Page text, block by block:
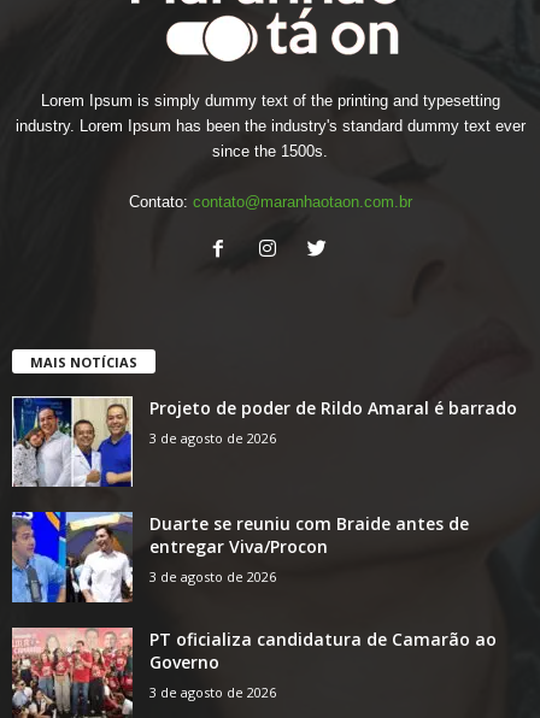
Lorem Ipsum is simply dummy text of the printing and typesetting
industry. Lorem Ipsum has been the industry's standard dummy text ever
since the 1500s.
Contato: contato@maranhaotaon.com.br
MAIS NOTÍCIAS
Projeto de poder de Rildo Amaral é barrado
3 de agosto de 2026
Duarte se reuniu com Braide antes de
entregar Viva/Procon
3 de agosto de 2026
PT oficializa candidatura de Camarão ao
Governo
3 de agosto de 2026